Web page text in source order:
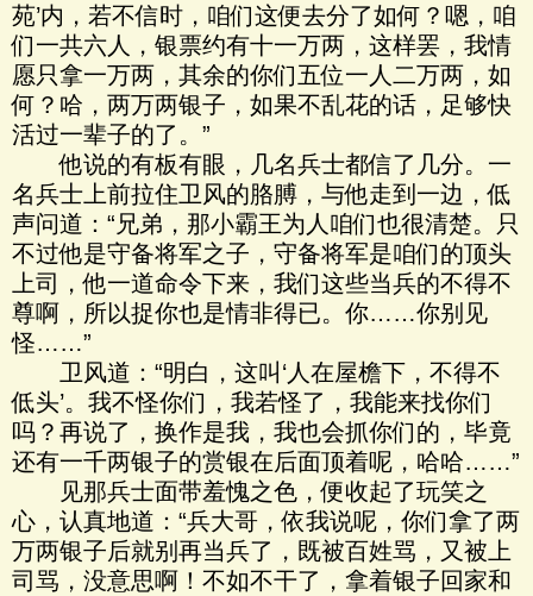
苑’内，若不信时，咱们这便去分了如何？嗯，咱
们一共六人，银票约有十一万两，这样罢，我情
愿只拿一万两，其余的你们五位一人二万两，如
何？哈，两万两银子，如果不乱花的话，足够快
活过一辈子的了。”
他说的有板有眼，几名兵士都信了几分。一
名兵士上前拉住卫风的胳膊，与他走到一边，低
声问道：“兄弟，那小霸王为人咱们也很清楚。只
不过他是守备将军之子，守备将军是咱们的顶头
上司，他一道命令下来，我们这些当兵的不得不
尊啊，所以捉你也是情非得已。你……你别见
怪……”
卫风道：“明白，这叫‘人在屋檐下，不得不
低头’。我不怪你们，我若怪了，我能来找你们
吗？再说了，换作是我，我也会抓你们的，毕竟
还有一千两银子的赏银在后面顶着呢，哈哈……”
见那兵士面带羞愧之色，便收起了玩笑之
心，认真地道：“兵大哥，依我说呢，你们拿了两
万两银子后就别再当兵了，既被百姓骂，又被上
司骂，没意思啊！不如不干了，拿着银子回家和